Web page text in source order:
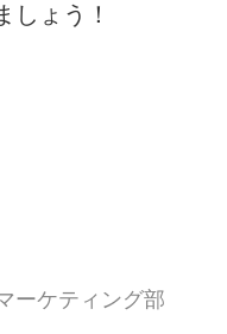
しょう！
ーケティング部